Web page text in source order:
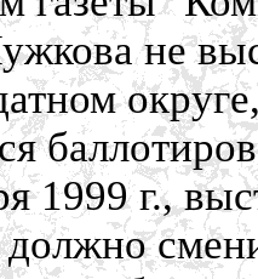
не
1999 г.,